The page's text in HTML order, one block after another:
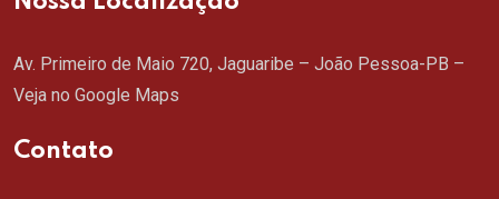
Av. Primeiro de Maio 720, Jaguaribe – João Pessoa-PB –
Veja no Google Maps
Contato